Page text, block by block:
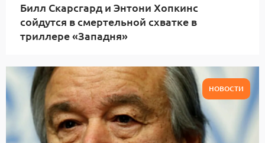
Билл Скарсгард и Энтони Хопкинс
сойдутся в смертельной схватке в
триллере «Западня»
НОВОСТИ